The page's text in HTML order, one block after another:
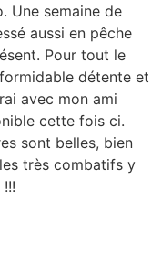
Une semaine de
aussi en pêche
Pour tout le
détente et
avec mon ami
cette fois ci.
sont belles, bien
très combatifs y